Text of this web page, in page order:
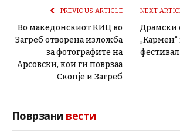
PREVIOUS ARTICLE
Во македонскиот КИЦ во
Загреб отворена изложба
за фотографите на
Арсовски, кои ги поврзаа
Скопје и Загреб
NEXT
Драмски
„Кармен“
Поврзани вести